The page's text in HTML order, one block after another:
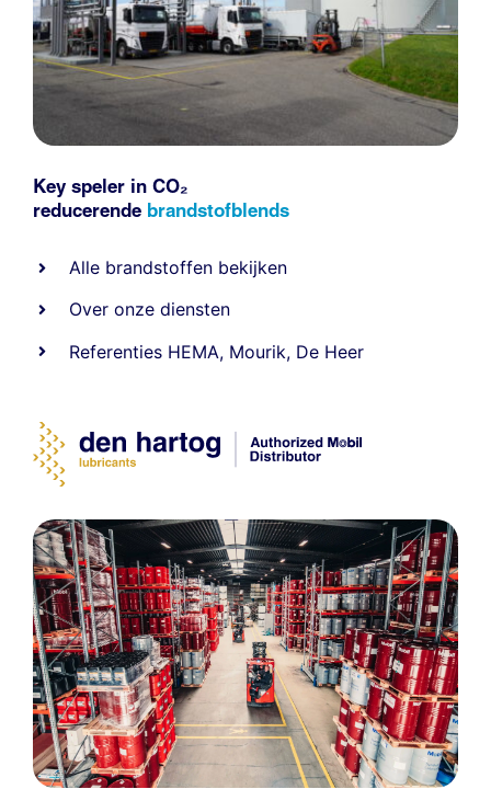
Key speler in CO₂
reducerende brandstofblends
Alle brandstoffen bekijken
Over onze diensten
Referenties HEMA, Mourik, De Heer